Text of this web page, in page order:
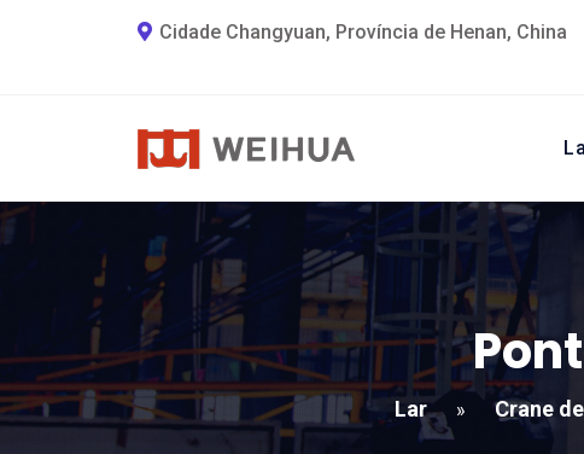
Cidade Changyuan, Província de Henan, China
Lar » Crane